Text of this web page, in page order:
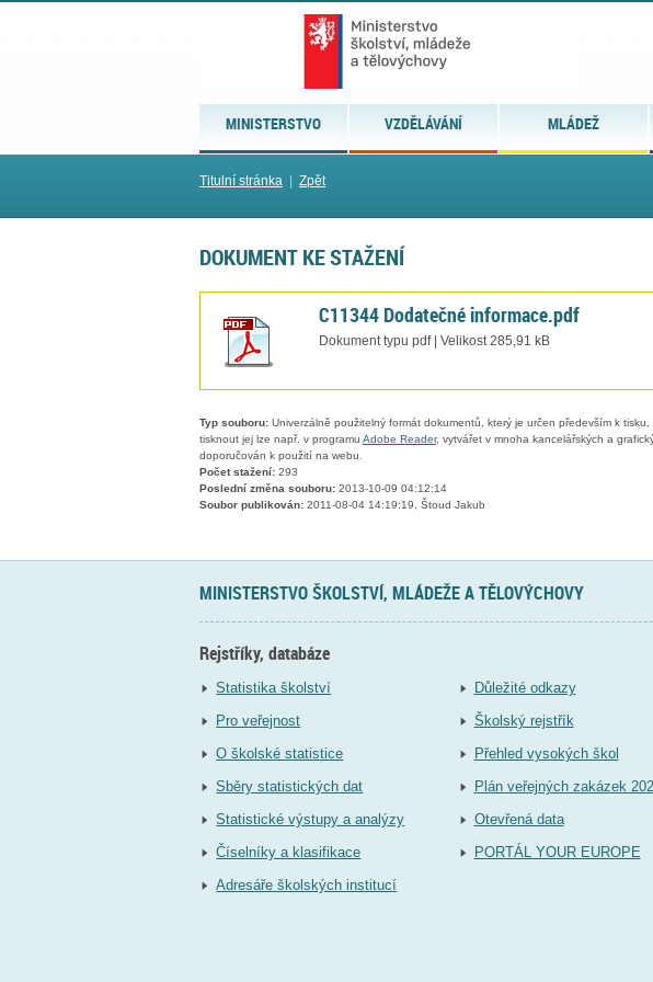
MINISTERSTVO VZDĚLÁVÁNÍ MLÁDEŽ
Titulní stránka Zpět
DOKUMENT KE STAŽENÍ
C11344 Dodatečné informace.pdf
Dokument typu pdf | Velikost 285,91 kB
Typ souboru: Univerzálně použitelný formát dokumentů, který je určen především k
tisknout jej lze např. v programu Adobe Reader, vytvářet v mnoha kancelářských a
doporučován k použití na webu.
Počet stažení: 293
Poslední změna souboru: 2013-10-09 04:12:14
Soubor publikován: 2011-08-04 14:19:19, Štoud Jakub
MINISTERSTVO ŠKOLSTVÍ, MLÁDEŽE A TĚLOVÝCHOVY
Rejstříky, databáze
Statistika školství
Pro veřejnost
O školské statistice
Sběry statistických dat
Statistické výstupy a analýzy
Číselníky a klasifikace
Adresáře školských institucí
Důležité odkazy
Školský rejstřík
Přehled vysokých škol
Plán veřejných zakázek
Otevřená data
PORTÁL YOUR EUROPE